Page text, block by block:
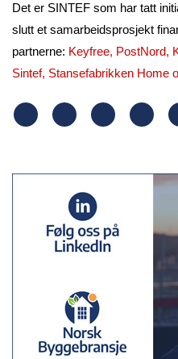
Det er SINTEF som har tatt
slutt et samarbeidsprosjekt
partnerne: Keyfree, PostNord,
Sintef, Stansefabrikken Home